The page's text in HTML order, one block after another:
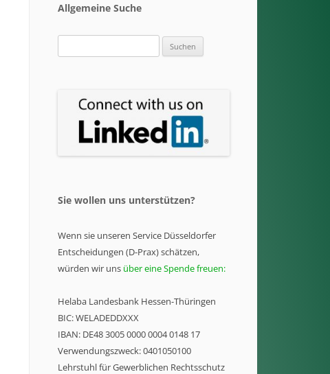
Allgemeine Suche
nach:
Sie wollen uns unterstützen?
Wenn sie unseren Service Düsseldorfer
Entscheidungen (D-Prax) schätzen,
würden wir uns über eine Spende freuen:
Helaba Landesbank Hessen-Thüringen
BIC: WELADEDDXXX
IBAN: DE48 3005 0000 0004 0148 17
Verwendungszweck: 0401050100
Lehrstuhl für Gewerblichen Rechtsschutz